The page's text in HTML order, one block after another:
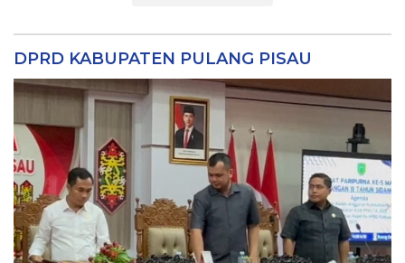
DPRD KABUPATEN PULANG PISAU